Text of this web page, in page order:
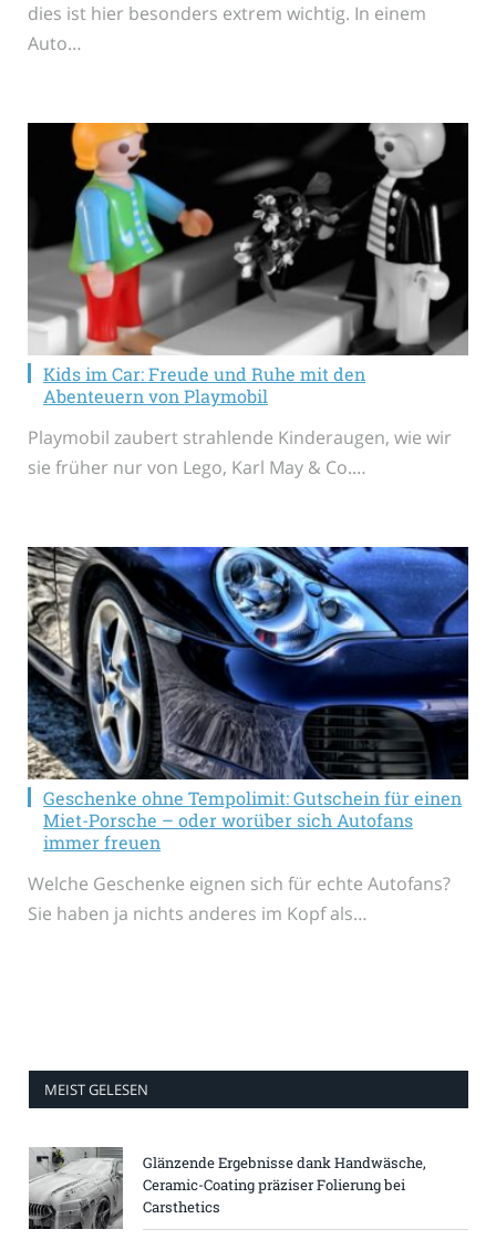
dies ist hier besonders extrem wichtig. In einem
Auto…
Kids im Car: Freude und Ruhe mit den
Abenteuern von Playmobil
Playmobil zaubert strahlende Kinderaugen, wie wir
sie früher nur von Lego, Karl May & Co.…
Geschenke ohne Tempolimit: Gutschein für einen
Miet-Porsche – oder worüber sich Autofans
immer freuen
Welche Geschenke eignen sich für echte Autofans?
Sie haben ja nichts anderes im Kopf als…
MEIST GELESEN
Glänzende Ergebnisse dank Handwäsche,
Ceramic-Coating präziser Folierung bei
Carsthetics